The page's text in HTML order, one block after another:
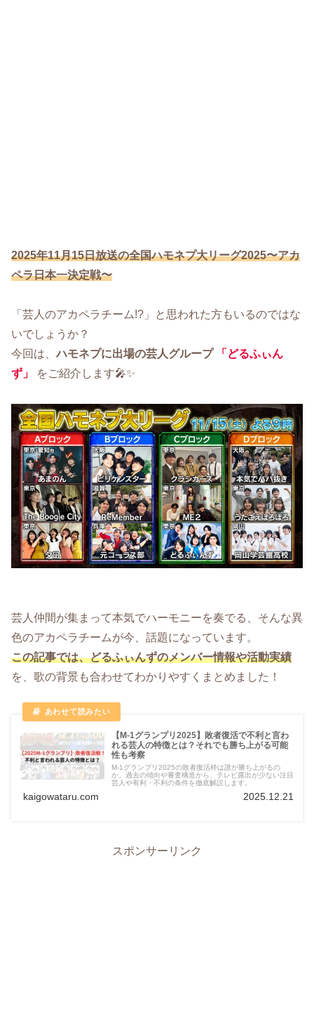
2025年11月15日放送の全国ハモネプ大リーグ2025〜アカ
ペラ日本一決定戦〜
「芸人のアカペラチーム!?」と思われた方もいるのではな
いでしょうか？
今回は、ハモネプに出場の芸人グループ
「どるふぃん
ず」
をご紹介します🎤✨
芸人仲間が集まって本気でハーモニーを奏でる、そんな異
色のアカペラチームが今、話題になっています。
この記事では、どるふぃんずのメンバー情報や活動実績
を、歌の背景も合わせてわかりやすくまとめました！
【M-1グランプリ2025】敗者復活で不利と言わ
れる芸人の特徴とは？それでも勝ち上がる可能
性も考察
M-1グランプリ2025の敗者復活枠は誰が勝ち上がるの
か。過去の傾向や審査構造から、テレビ露出が少ない注目
芸人や有利・不利の条件を徹底解説します。
kaigowataru.com 2025.12.21
スポンサーリンク